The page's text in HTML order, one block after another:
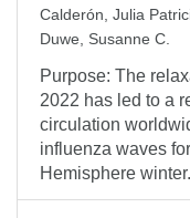
Calderón, Julia
Duwe, Susanne C.
Purpose: The
2022 has led to a
circulation
influenza waves
Hemisphere